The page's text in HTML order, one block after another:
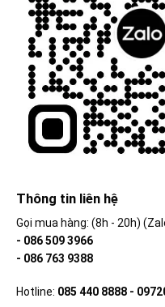
Thông tin liên hệ
Gọi mua hàng: (8h - 20h)
- 086 509 3966
- 086 763 9388
Hotline: 085 440 8888 -